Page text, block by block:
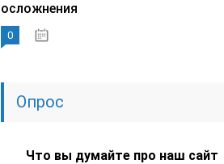
осложнения
0
Опрос
Что вы думайте про наш сайт